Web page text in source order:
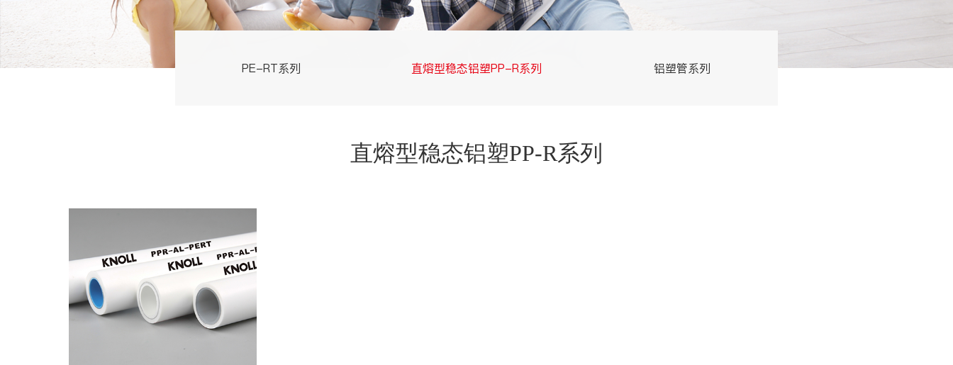
PE-RT系列 直熔型稳态铝塑PP-R系列 铝塑管系列 交联管系列
直熔型稳态铝塑PP-R系列